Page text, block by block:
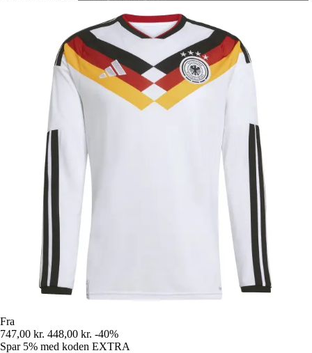
Fra
747,00 kr. 448,00 kr. -40%
Spar 5% med koden EXTRA